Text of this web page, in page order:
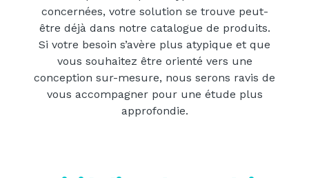
concernées, votre solution se trouve peut-
être déjà dans notre catalogue de produits.
Si votre besoin s’avère plus atypique et que
vous souhaitez être orienté vers une
conception sur-mesure, nous serons ravis de
vous accompagner pour une étude plus
approfondie.